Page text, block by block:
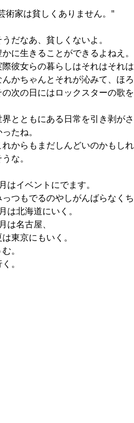
術家は貧しくありません。"
うだなあ、貧しくないよ。
かに生きることができるよねえ。
際彼女らの暮らしはそれはそれ
んかちゃんとそれが沁みて、ほ
の次の日にはロックスターの歌
界とともにある日常を引き剥が
たね。
れからもまだしんどいのかもし
な。
はイベントにでます。
っつもでるのやしがんばらなくち
は北海道にいく。
は名古屋、
は東京にもいく。
。
。